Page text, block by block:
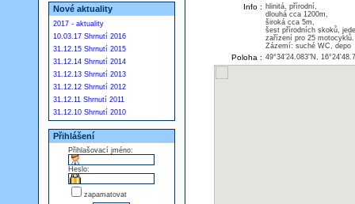
Nové aktuality
2017 - aktuality
10.03.17 Shrnutí 2016
31.12.15 Shrnutí 2015
31.12.14 Shrnutí 2014
31.12.13 Shrnutí 2013
31.12.12 Shrnutí 2012
31.12.11 Shrnutí 2011
31.12.10 Shrnutí 2010
Přihlášení
Přihlašovací jméno:
Heslo:
zapamatovat
Info : hlinitá, přírodní,
dlouhá cca 1200m,
široká cca 5m,
šest přírodních skoků,
zařízení pro 25 motocyklů.
Zázemí: suché WC, depo
Poloha : 49°34'24.083"N,